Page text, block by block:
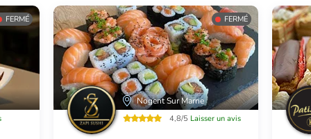
FERMÉ FERMÉ
Nogent Sur Marne
4,8/5 Laisser un avis